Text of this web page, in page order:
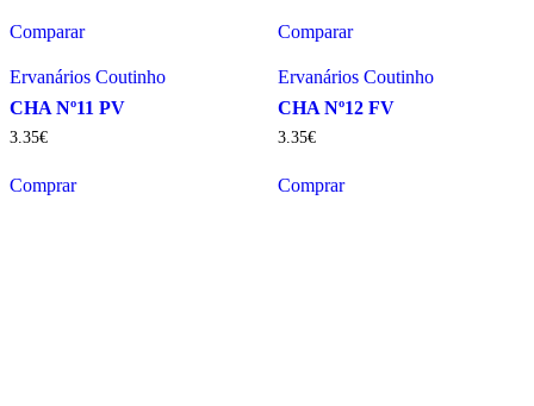
Comparar
Ervanários Coutinho
CHA Nº11 PV
3 35€
Comprar
Comparar
Ervanários Coutinho
CHA Nº12 FV
3. 35€
Comprar